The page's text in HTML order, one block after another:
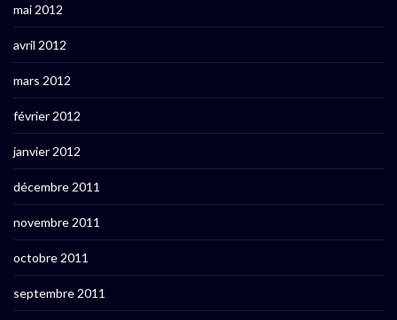
mai 2012
avril 2012
mars 2012
février 2012
janvier 2012
décembre 2011
novembre 2011
octobre 2011
septembre 2011